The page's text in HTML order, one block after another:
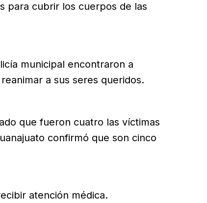
para cubrir los cuerpos de las
municipal encontraron a
a sus seres queridos.
que fueron cuatro las víctimas
confirmó que son cinco
atención médica.